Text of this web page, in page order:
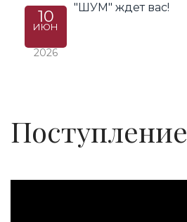
10
ИЮН
2026
"ШУМ" ждет вас!
Поступление